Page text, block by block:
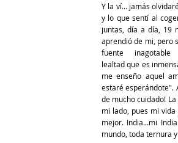
Y la ví... jamás
y lo que sentí al
juntas, día a día, 19
aprendió de mi, pero
fuente
lealtad que es
me enseño aquel
estaré esperándote".
de mucho cuidado!
mi lado, pues mi
mejor. India...mi
mundo, toda ternura